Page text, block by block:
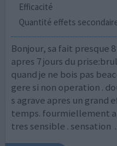
Efficacité
Quantité effets
Bonjour, sa fait presque
apres 7 jours du
quand je ne bois pas
gere si non operation .
s agrave apres un grand
temps. fourmiellement
tres sensible . sensation